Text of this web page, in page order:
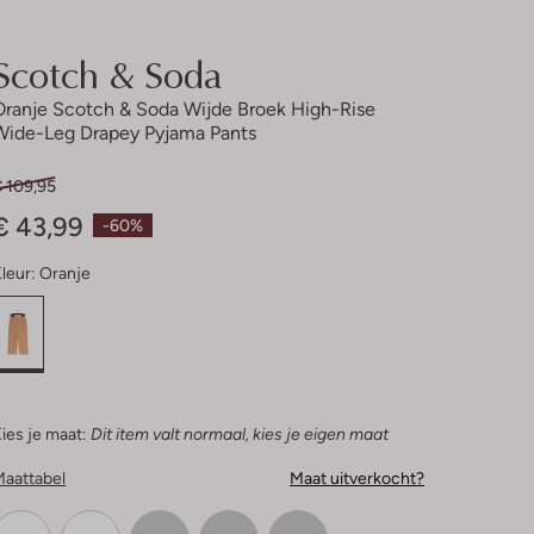
& Soda
Scotch & Soda Wijde Broek High-Rise
Leg Drapey Pyjama Pants
-60%
109,95
43,99
Oranje
je maat: Dit item valt normaal, kies je eigen maat
Maat uitverkocht?